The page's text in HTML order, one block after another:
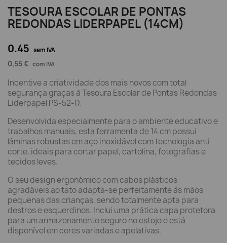
TESOURA ESCOLAR DE PONTAS
REDONDAS LIDERPAPEL (14CM)
0.45 sem IVA
0,55 € com IVA
Incentive a criatividade dos mais novos com total
segurança graças à Tesoura Escolar de Pontas Redondas
Liderpapel PS-52-D.
Desenvolvida especialmente para o ambiente educativo e
trabalhos manuais, esta ferramenta de 14 cm possui
lâminas robustas em aço inoxidável com tecnologia anti-
corte, ideais para cortar papel, cartolina, fotografias e
tecidos leves.
O seu design ergonómico com cabos plásticos
agradáveis ao tato adapta-se perfeitamente às mãos
pequenas das crianças, sendo totalmente apta para
destros e esquerdinos. Inclui uma prática capa protetora
para um armazenamento seguro no estojo e está
disponível em cores variadas e apelativas.